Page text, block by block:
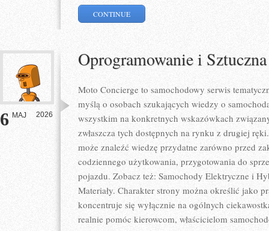
CONTINUE
6 MAJ 2026
Oprogramowanie i
Moto Concierge to samochodowy serwis
myślą o osobach szukających wiedzy o
wszystkim na konkretnych wskazówkach
zwłaszcza tych dostępnych na rynku z drugiej
może znaleźć wiedzę przydatne zarówno przed
codziennego użytkowania, przygotowania do
pojazdu. Zobacz też: Samochody Elektryczne i
Materiały. Charakter strony można określić jako
koncentruje się wyłącznie na ogólnych
realnie pomóc kierowcom, właścicielom